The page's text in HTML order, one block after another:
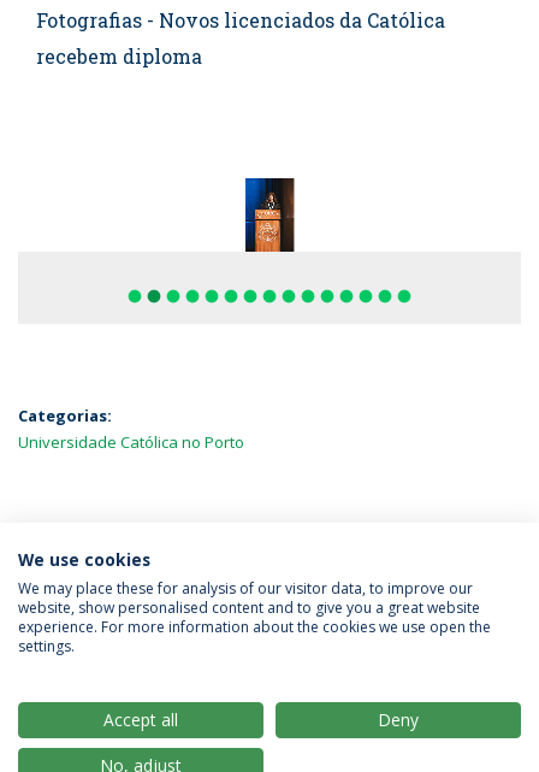
Fotografias - Novos licenciados da Católica
recebem diploma
fiber_manual_record fiber_manual_record fiber_manual_record fiber_manual_record fiber_manual_record fiber_manual_record fiber_manual_record fiber_manual_record fiber_manual_record fiber_manual_record fiber_manual_record fiber_manual_record fiber_manual_record fiber_manual_record fiber_manual_record
Categorias:
Universidade Católica no Porto
MAIS NOTÍCIAS
Política de Privacidade
Termos & Condições
We use cookies
We may place these for analysis of our visitor data, to improve our
website, show personalised content and to give you a great website
experience. For more information about the cookies we use open the
settings.
Accept all
Deny
No, adjust